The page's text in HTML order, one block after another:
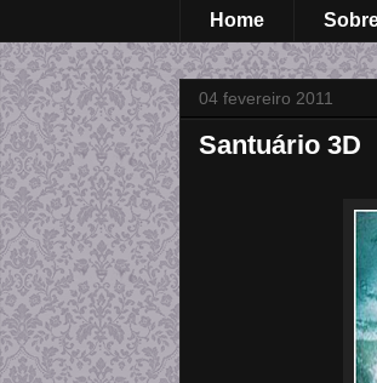
Home
04 fevereiro 2011
Santuário 3D